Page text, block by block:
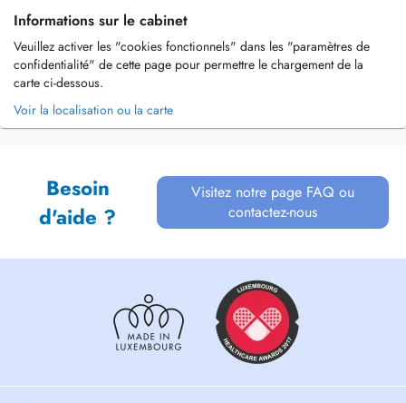
Informations sur le cabinet
Veuillez activer les "cookies fonctionnels" dans les "paramètres de
confidentialité" de cette page pour permettre le chargement de la
carte ci-dessous.
Voir la localisation ou la carte
Besoin
d'aide ?
Visitez notre page FAQ ou
contactez-nous